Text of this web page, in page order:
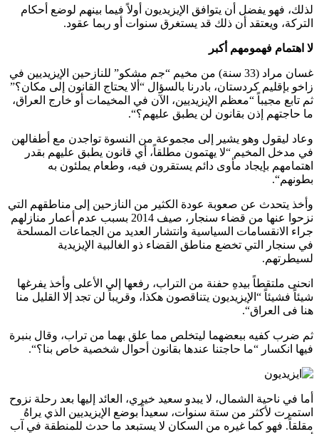
لذلك، فهو يفضل أن يتوافق الإيزيديون أولاً فيما بينهم لوضع أحكام
التركة، ويعتقد أن ذلك قد يستغرق سنوات أو ربما عقود.
لا اهتمام فهمومهم أكبر
غسان مراد (33 سنة) من مخيم “جم مشكو” للنازحين الإيزيديين في
زاخو بإقليم كردستان، بادرنا بالسؤال “ألا يحتاج القانون إلى مكان؟”
ثم تابع مجيباً “معظم الإيزيديين، الآن في المخيمات أو خارج العراق،
ما حاجتهم إذن بقانون لن يطبق عليهم؟“.
وعاد ليقول وهو يشير إلى مجموعة من النسوة تواجدن مع أطفالهن
في مدخل المخيم “لا يهتمون مطلقاً، أي قانون يطبق عليهم بقدر
اهتمامهم بإيجاد مأوى دائم يستقرون فيه، وطعام يملئون به
بطونهم“.
وأخذ يتحدث عن صعوبة عودة الكثير من النازحين إلى مناطقهم التي
نزحوا عنها من قضاء سنجار، صيف 2014 بسبب عدم أعمار منازلهم
جراء الانقسامات السياسية وانتشار العديد من الجماعات المسلحة
في سنجار التي تخضع مناطق القضاء ذو الغالبية الإيزيدية
لسيطرتهم.
انحنى ملتقطاً بيدهِ حفنة من التراب، رفعها إلى الأعلى وأخذ يفرغها
شيئاً فشيئاً “الإيزيديون يتناقصون هكذا، وقريباً لن تجد إلا القليل منا
هنا فى العراق“.
ثم ضرب كفيه ببعضهما ليتخلص مما علق بهما من تراب، وقال بنبرة
فيها انكسار “ما حاجتنا عندها بقانون أحوال شخصية خاص بنا؟“.
أما في ناحية الشمال، لا يبدو سعيد خيري، العائد إليها بعد رحلة نزوح
استمرت لأكثر من ستة سنوات، سعيداً بوضع الإيزيديين الذي يراهُ
مقلقاً. فهو كما غيره من السكان لا يستبعد ما حدث للمنطقة في آب